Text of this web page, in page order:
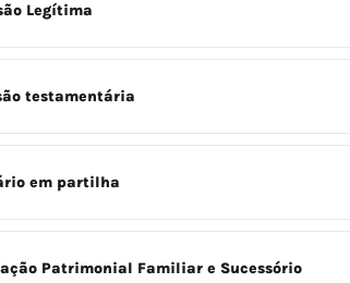
Legítima
testamentária
em partilha
Patrimonial Familiar e Sucessório